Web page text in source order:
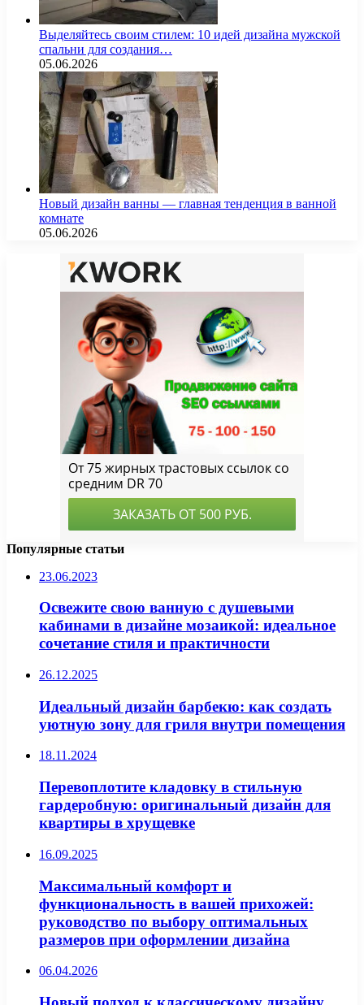
Выделяйтесь своим стилем: 10 идей дизайна мужской
спальни для создания…
05.06.2026
Новый дизайн ванны — главная тенденция в ванной
комнате
05.06.2026
Популярные статьи
23.06.2023
Освежите свою ванную с душевыми
кабинами в дизайне мозаикой: идеальное
сочетание стиля и практичности
26.12.2025
Идеальный дизайн барбекю: как создать
уютную зону для гриля внутри помещения
18.11.2024
Перевоплотите кладовку в стильную
гардеробную: оригинальный дизайн для
квартиры в хрущевке
16.09.2025
Максимальный комфорт и
функциональность в вашей прихожей:
руководство по выбору оптимальных
размеров при оформлении дизайна
06.04.2026